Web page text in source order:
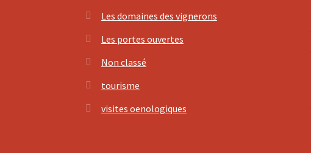
Les domaines des vignerons
Les portes ouvertes
Non classé
tourisme
visites oenologiques